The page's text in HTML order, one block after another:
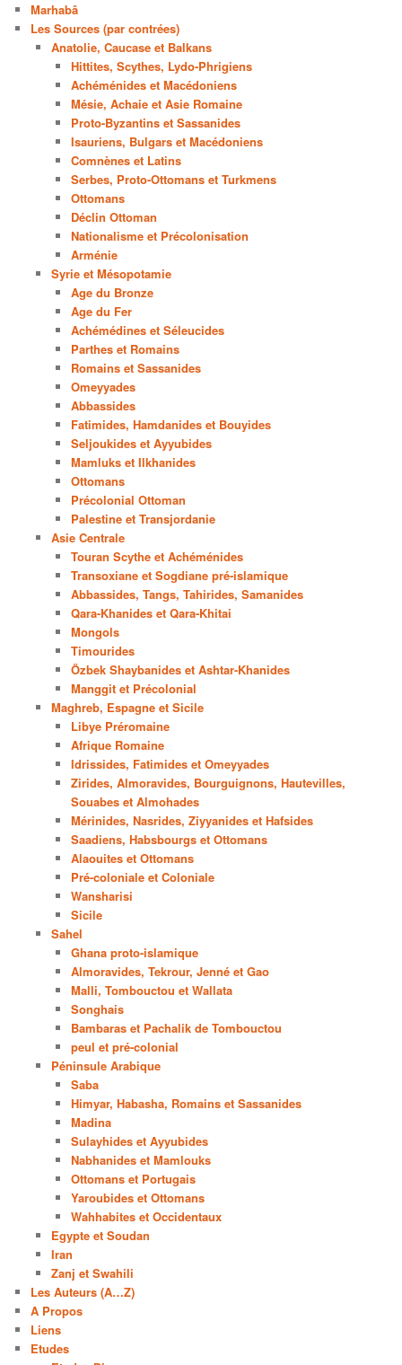
Marhabâ
Les Sources (par contrées)
Anatolie, Caucase et Balkans
Hittites, Scythes, Lydo-Phrigiens
Achéménides et Macédoniens
Mésie, Achaie et Asie Romaine
Proto-Byzantins et Sassanides
Isauriens, Bulgars et Macédoniens
Comnènes et Latins
Serbes, Proto-Ottomans et Turkmens
Ottomans
Déclin Ottoman
Nationalisme et Précolonisation
Arménie
Syrie et Mésopotamie
Age du Bronze
Age du Fer
Achémédines et Séleucides
Parthes et Romains
Romains et Sassanides
Omeyyades
Abbassides
Fatimides, Hamdanides et Bouyides
Seljoukides et Ayyubides
Mamluks et Ilkhanides
Ottomans
Précolonial Ottoman
Palestine et Transjordanie
Asie Centrale
Touran Scythe et Achéménides
Transoxiane et Sogdiane pré-islamique
Abbassides, Tangs, Tahirides, Samanides
Qara-Khanides et Qara-Khitai
Mongols
Timourides
Özbek Shaybanides et Ashtar-Khanides
Manggit et Précolonial
Maghreb, Espagne et Sicile
Libye Préromaine
Afrique Romaine
Idrissides, Fatimides et Omeyyades
Zirides, Almoravides, Bourguignons, Hautevilles,
Souabes et Almohades
Mérinides, Nasrides, Ziyyanides et Hafsides
Saadiens, Habsbourgs et Ottomans
Alaouites et Ottomans
Pré-coloniale et Coloniale
Wansharisi
Sicile
Sahel
Ghana proto-islamique
Almoravides, Tekrour, Jenné et Gao
Malli, Tombouctou et Wallata
Songhais
Bambaras et Pachalik de Tombouctou
peul et pré-colonial
Péninsule Arabique
Saba
Himyar, Habasha, Romains et Sassanides
Madina
Sulayhides et Ayyubides
Nabhanides et Mamlouks
Ottomans et Portugais
Yaroubides et Ottomans
Wahhabites et Occidentaux
Egypte et Soudan
Iran
Zanj et Swahili
Les Auteurs (A…Z)
A Propos
Liens
Etudes